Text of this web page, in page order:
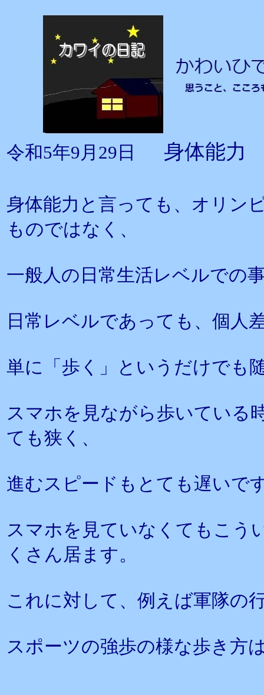
令和5年9月29日 身体能力
身体能力と言っても、オリン
ものではなく、
一般人の日常生活レベルでの
日常レベルであっても、個人
単に「歩く」というだけでも
スマホを見ながら歩いている
ても狭く、
進むスピードもとても遅いで
スマホを見ていなくてもこう
くさん居ます。
これに対して、例えば軍隊の
スポーツの強歩の様な歩き方